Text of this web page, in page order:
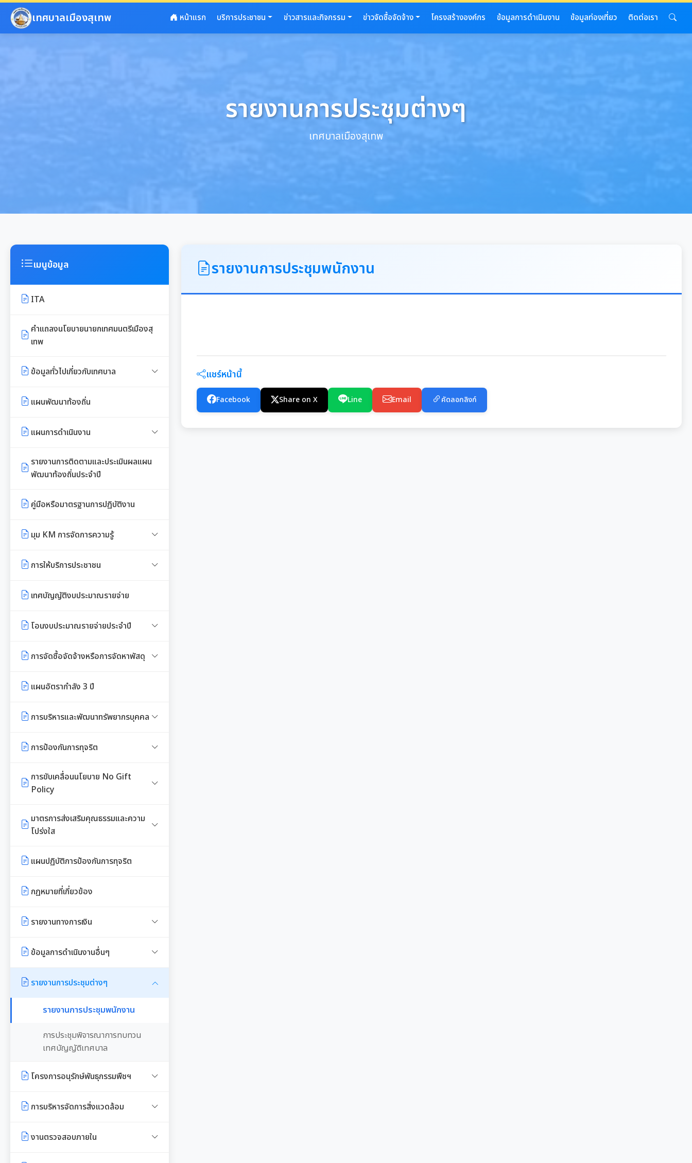
ข้ามไปยังเนื้อหาหลัก
เทศบาลเมืองสุเทพ หน้าแรก บริการประชาชน ข่าวสารและกิจกรรม ข่าวจัดซื้อจัดจ้าง โครงสร้างองค์กร ข้อมูลการดำเนินงาน ข้อมูลท่องเที่ยว ติดต่อเรา
รายงานการประชุมต่างๆ
เทศบาลเมืองสุเทพ
เมนูข้อมูล
ITA
คำแถลงนโยบายนายกเทศมนตรีเมืองสุ
เทพ
ข้อมูลทั่วไปเกี่ยวกับเทศบาล
ประวัติความเป็นมา
แผนพัฒนาท้องถิ่น
แผนการดำเนินงาน
แผนดำเนินงานประจำปี
งานประจำปีรอบ 6 เดือน
รายงานการติดตามและประเมินผลแผน
พัฒนาท้องถิ่นประจำปี
คู่มือหรือมาตรฐานการปฏิบัติงาน
มุม KM การจัดการความรู้
มาตรฐานกำหนดตำแหน่ง
ก.อบต.
มติ ก.ท.จ.เชียงใหม่
การเลื่อนขั้นเงินเดือน
ข้าราชการ
อบรม
และข้าราชการท้องถิ่น
เกร็ดความรู้ที่เกี่ยวข้องในการปฏิบัติ
คุณธรรมจริยธรรม
ของอปท.
การให้บริการประชาชน
คู่มือหรือแนวทางการขอรับบริการ
ข้อมูลสถิติการให้บริการ
รายงานผลการสำรวจความพึงพอใจ
นโยบายคุ้มครองข้อมูลส่วนบุคคล
เทศบัญญัติงบประมาณรายจ่าย
โอนงบประมาณรายจ่ายประจำปี
โอนงบประมาณรายจ่ายประจำปี
ปี รอบ 6 เดือน
รายงานผลการใช้จ่ายงบประมาณ
การจัดซื้อจัดจ้างหรือการจัดหาพัสดุ
แผนการจัดซื้อจัดจ้างหรือแผนการ
สรุปผลการจัดซื้อจัดจ้าง หรือการ
จัดหาพัสดุประจำปี
รายการการจัดซื้อจัดจ้างหรือการ
ความก้าวหน้าการจัดซื้อจัดจ้างหรือ
ค่าเสื่อมราคาสินทรัพย
แผนอัตรากำลัง 3 ปี
การบริหารและพัฒนาทรัพยากรบุคคล
หลักเกณฑ์การบริหารและพัฒนา
แผนการบริหารและพัฒนาทรัพยากร
บุคคล
รายงานผลการบริหารและพัฒนา
ทรัพยากรบุคคลประจำปี
ประมวลจริยธรรมสำหรับเจ้าหน้าที่
การขับเคลื่อนจริยธรรม
องค์กรสุขภาวะ (Happy
รายงานผลการดำเนินการองค์กรสุข
มติกทจ.เชียงใหม่
การป้องกันการทุจริต
แนวปฏิบัติการจัดการเรื่องร้องเรียน
การทุจริตฯ
ข้อมูลสถิติเรื่องร้องเรียนการทุจริต
และประพฤติมิชอบ
งาน
การประเมินความเสี่ยงการทุจริต
รายงานผลการดำเนินการตามแผน
บริหารจัดการความเสี่ยงการทุจริต
การเสริมสร้างวัฒนธรรมองค์กร
รายงานผลการดำเนินการตาม
แผนการส่งเสริมวินัย
มาตรการตรวจสอบการใช้ดุลยพินิจ
เจตจำนงสุจริตของผู้บริหาร
การทุจริตของผู้บริหาร
การขับเคลื่อนนโยบาย No Gift
Policy
ประกาศเจตนารมณ์นโยบาย No
Gift Policy
การขับเคลื่อนนโยบาย No Gift
Policy จากการปฏิบัติหน้าที่
รายงานผลการดำเนินงานตาม
ประโยชน์อื่นใดโดยธรรมจรรยาของ
เจ้าพนักงานของรัฐ
มาตรการส่งเสริมคุณธรรมและความ
โปร่งใส
การนำผลการประเมิน ITA ไปสู่การ
รายงานผลการดำเนินการเพื่อส่ง
ภายในหน่วยงานประจำปี
มาตรการให้ผู้มีส่วนได้เสียมีส่วนร่วม
การจัดซื้อ/จ้าง
มาตรการป้องกันการรับสินบน
มาตรการเผยแพร่ข้อมูลสาธารณะ
แผนปฏิบัติการป้องกันการทุจริต
กฏหมายที่เกี่ยวข้อง
รายงานทางการเงิน
รายรับ-รายจ่ายประจำเดือน
รายงานอื่นๆ
ข้อมูลการดำเนินงานอื่นๆ
รายงานการประเมินประสิทธิภาพ
การส่งเสริมคุณธรรมและการ
ป้องกันการทุจริต
รายงานการประชุมต่างๆ
รายงานการประชุมพนักงาน
การประชุมพิจารณาการทบทวน
เทศบัญญัติเทศบาล
โครงการอนุรักษ์พันธุกรรมพืชฯ
งานที่ 1 งานปกปักทรัพยากรท้อง
งานที่ 2 การสำรวจเก็บข้อมูล
การบริหารจัดการสิ่งแวดล้อม
Green Office
งานตรวจสอบภายใน
รายงานการประชุมพนักงาน
แชร์หน้านี้
Facebook Share on X Line Email คัดลอกลิงก์